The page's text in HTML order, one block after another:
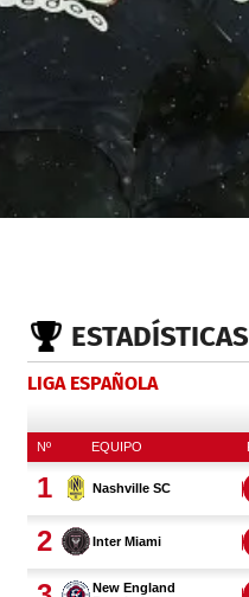
ESTADÍSTICAS
LIGA ESPAÑOLA